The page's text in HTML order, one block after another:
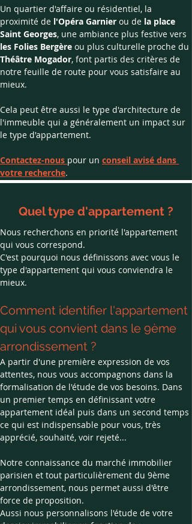
Un quartier d'affaire ou résidentiel, la
proximité de l'Opéra Garnier ou de la place
Saint Georges, une ambiance plus festive vers
les Folies Bergère ou plus culturelle proche du
Théâtre Mogador, font partis des critères de
notre feuille de route pour vous satisfaire au
mieux.
Cela peut être aussi le type d'architecture de
l'immeuble qui a généralement un impact sur
le type d'appartement.
Contactez-nous pour un conseil avisé dans
votre recherche.
Quel type d'appartement ?
Nous recherchons en priorité l'appartement
qui vous correspond.
C'est pourquoi nous définissons avec vous le
type d'appartement qui vous conviendra le
mieux.
Comment identifier l'appartement
qui vous convient dans le 9ème
arrondissement ?
A partir d'une première expression de vos
attentes, nous vous accompagnons dans la
formalisation de l'étude de vos besoins. Dans
un premier temps en définissant votre
appartement idéal puis dans un second temps
ce qui est indispensable pour vous, très
apprécié, souhaité, voir rejeté...
Notre connaissance du marché immobilier
parisien et tout particulièrement du 9ème
arrondissement, nous permet aussi d'être
force de proposition.
Aussi nous personnalisons l'étude de votre